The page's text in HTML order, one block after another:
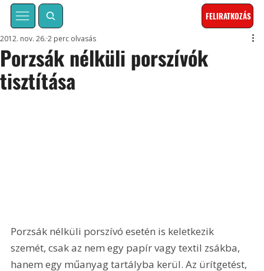
FELIRATKOZÁS
Porzsák nélküli porszívók
tisztítása
2012. nov. 26. 2 perc olvasás
Porzsák nélküli porszívó esetén is keletkezik
szemét, csak az nem egy papír vagy textil zsákba,
hanem egy műanyag tartályba kerül. Az ürítgetést,